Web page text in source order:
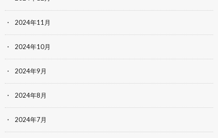
2024年11月
2024年10月
2024年9月
2024年8月
2024年7月